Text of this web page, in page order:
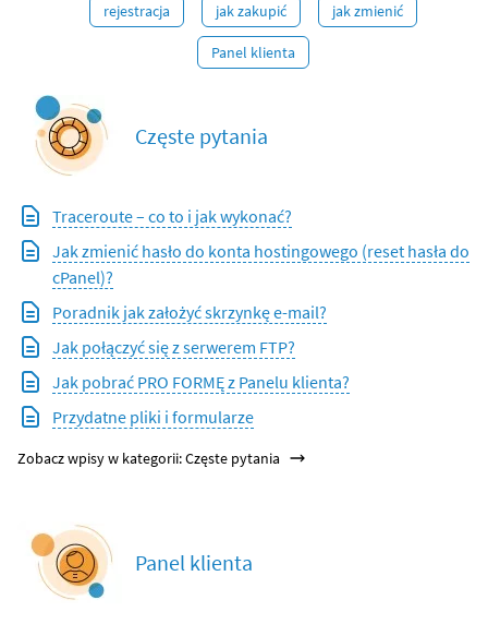
rejestracja jak zakupić jak zmienić
Panel klienta
Częste pytania
Traceroute – co to i jak wykonać?
Jak zmienić hasło do konta hostingowego (reset hasła do
cPanel)?
Poradnik jak założyć skrzynkę e-mail?
Jak połączyć się z serwerem FTP?
Jak pobrać PRO FORMĘ z Panelu klienta?
Przydatne pliki i formularze
Zobacz wpisy w kategorii: Częste pytania
Panel klienta